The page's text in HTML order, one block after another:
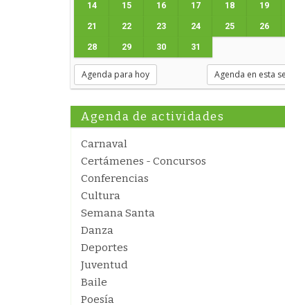
14 15 16 17 18 19
21 22 23 24 25 26
28 29 30 31
Agenda para hoy Agenda en esta
Agenda de actividades
Carnaval
Certámenes - Concursos
Conferencias
Cultura
Semana Santa
Danza
Deportes
Juventud
Baile
Poesía